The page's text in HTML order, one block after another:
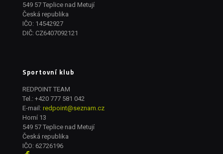
549 57 Teplice nad Metují
Česká republika
IČO: 14542927
DIČ: CZ6407092121
Sportovní klub
REDPOINT TEAM
Tel.: +420 777 581 042
E-mail: redpoint@seznam.cz
Horní 13
549 57 Teplice nad Metují
Česká republika
IČO: 62726196